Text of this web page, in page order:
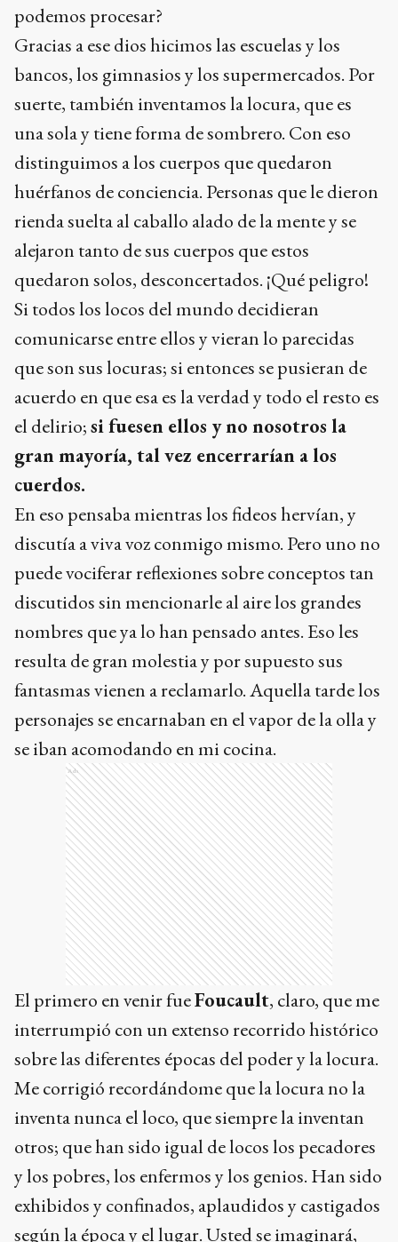
podemos procesar?
Gracias a ese dios hicimos las escuelas y los
bancos, los gimnasios y los supermercados. Por
suerte, también inventamos la locura, que es
una sola y tiene forma de sombrero. Con eso
distinguimos a los cuerpos que quedaron
huérfanos de conciencia. Personas que le dieron
rienda suelta al caballo alado de la mente y se
alejaron tanto de sus cuerpos que estos
quedaron solos, desconcertados. ¡Qué peligro!
Si todos los locos del mundo decidieran
comunicarse entre ellos y vieran lo parecidas
que son sus locuras; si entonces se pusieran de
acuerdo en que esa es la verdad y todo el resto es
el delirio;si fuesen ellos y no nosotros la
gran mayoría, tal vez encerrarían a los
cuerdos.
En eso pensaba mientras los fideos hervían, y
discutía a viva voz conmigo mismo. Pero uno no
puede vociferar reflexiones sobre conceptos tan
discutidos sin mencionarle al aire los grandes
nombres que ya lo han pensado antes. Eso les
resulta de gran molestia y por supuesto sus
fantasmas vienen a reclamarlo. Aquella tarde los
personajes se encarnaban en el vapor de la olla y
se iban acomodando en mi cocina.
Ads
El primero en venir fueFoucault, claro, que me
interrumpió con un extenso recorrido histórico
sobre las diferentes épocas del poder y la locura.
Me corrigió recordándome que la locura no la
inventa nunca el loco, que siempre la inventan
otros; que han sido igual de locos los pecadores
y los pobres, los enfermos y los genios. Han sido
exhibidos y confinados, aplaudidos y castigados
según la época y el lugar. Usted se imaginará,